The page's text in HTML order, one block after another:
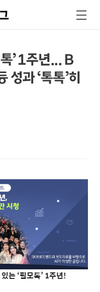
색
메
뉴
’ 1주년... B
과 ‘톡톡’히
는‘필모톡’ 1주년!